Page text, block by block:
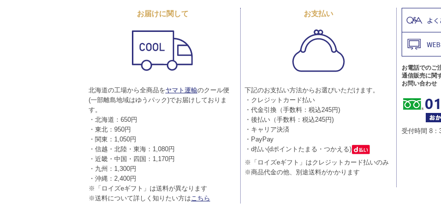
お届けに関して
北海道の工場から全商品をヤマト運輸のクール便
(一部離島地域はゆうパック)でお届けしておりま
す。
・北海道：650円
・東北：950円
・関東：1,050円
・信越・北陸・東海：1,080円
・近畿・中国・四国：1,170円
・九州：1,300円
・沖縄：2,400円
※「ロイズeギフト」は送料が異なります
※送料について詳しく知りたい方はこちら
お支払い
下記のお支払い方法からお選びいただけます。
・クレジットカード払い
・代金引換（手数料：税込245円)
・後払い（手数料：税込245円)
・キャリア決済
・PayPay
・d払い(dポイントたまる・つかえる)
※「ロイズeギフト」はクレジットカード払いのみ
※商品代金の他、別途送料がかかります
お電話でのご
通信販売に関
お問い合わせ
受付時間 8：